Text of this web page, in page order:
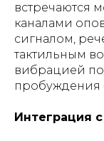
встречаются
каналами
сигналом,
тактильным
вибрацией
пробуждения
Интеграция